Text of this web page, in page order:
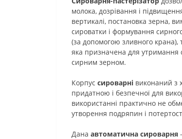
молока, дозрівання і
вертикалі, постановка зерна,
сироватки і формування
(за допомогою зливного крана),
яка призначена для утримання
сирним зерном.
Корпус сироварні виконаний з
придатною і безпечної для
використанні практично не
утворення подряпин і
Дана автоматична сироварня